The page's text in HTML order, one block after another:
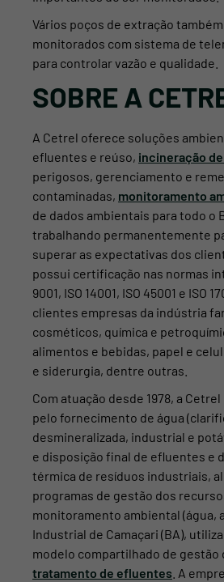
Vários poços de extração
monitorados com sistema de
para controlar vazão e qualidade.
SOBRE A
A Cetrel oferece soluções
efluentes e reúso, incineração
perigosos, gerenciamento e
contaminadas, monitoramento
de dados ambientais para todo o
trabalhando permanentemente
superar as expectativas dos
possui certificação nas normas
9001, ISO 14001, ISO 45001 e ISO
clientes empresas da indústria
cosméticos, química e
alimentos e bebidas, papel e
e siderurgia, dentre outras.
Com atuação desde 1978, a
pelo fornecimento de água
desmineralizada, industrial e
e disposição final de efluentes e
térmica de resíduos industriais,
programas de gestão dos
monitoramento ambiental (água,
Industrial de Camaçari (BA),
modelo compartilhado de gestão
tratamento de efluentes . A